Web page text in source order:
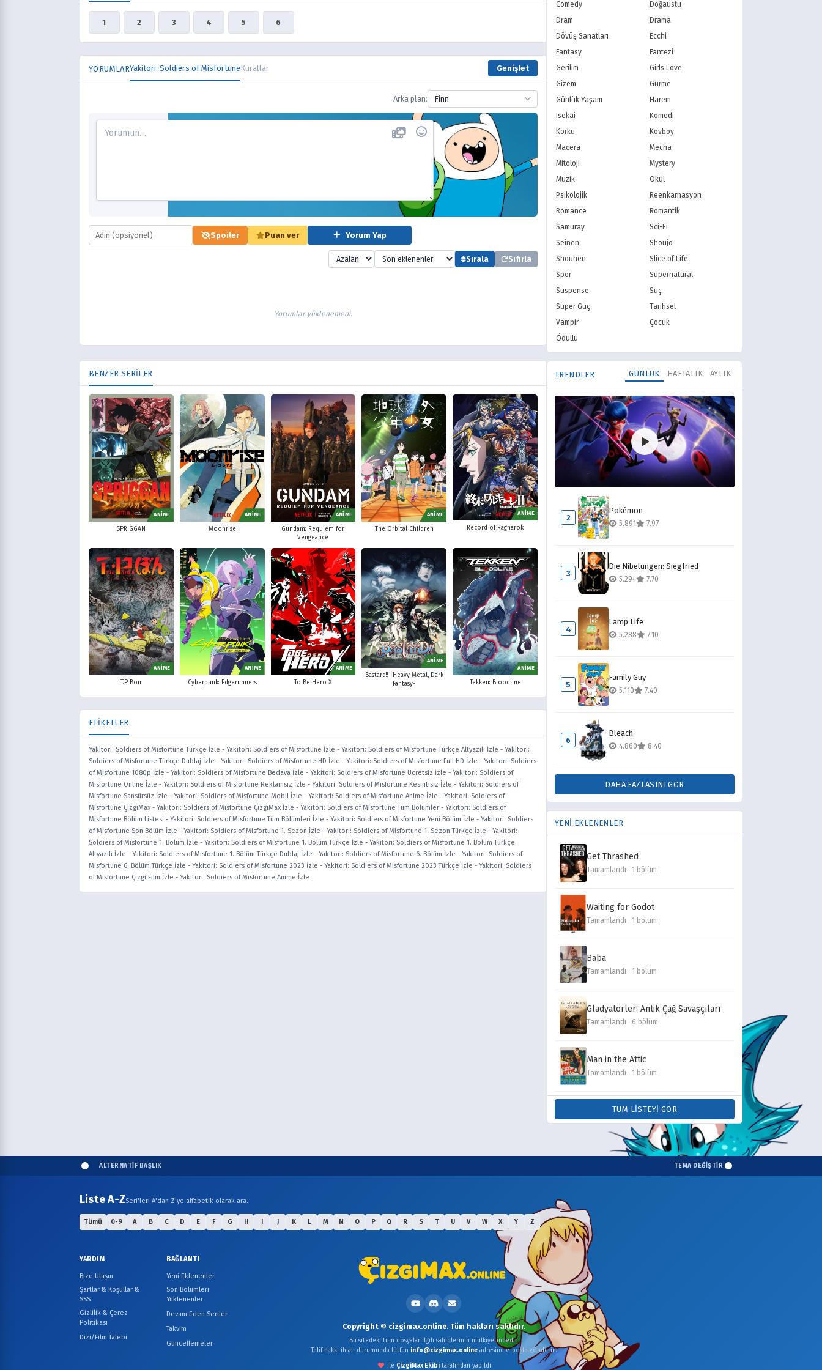
1 2 3 4 5 6
YORUMLARYakitori: Soldiers of MisfortuneKurallar Genişlet
Arka plan: Finn
Spoiler Puan ver Yorum Yap
Sırala Sıfırla
Yorumlar yüklenemedi.
BENZER SERİLER
ANİME
SPRIGGAN
ANİME
Moonrise
ANİME
Gundam: Requiem for
Vengeance
ANİME
The Orbital Children
ANİME
Record of Ragnarok
ANİME
T.P Bon
ANİME
Cyberpunk: Edgerunners
ANİME
To Be Hero X
ANİME
Bastard!! -Heavy Metal, Dark
Fantasy-
ANİME
Tekken: Bloodline
ETİKETLER
Yakitori: Soldiers of Misfortune Türkçe İzle - Yakitori: Soldiers of Misfortune İzle - Yakitori: Soldiers of Misfortune Türkçe Altyazılı İzle - Yakitori:
Soldiers of Misfortune Türkçe Dublaj İzle - Yakitori: Soldiers of Misfortune HD İzle - Yakitori: Soldiers of Misfortune Full HD İzle - Yakitori: Soldiers
of Misfortune 1080p İzle - Yakitori: Soldiers of Misfortune Bedava İzle - Yakitori: Soldiers of Misfortune Ücretsiz İzle - Yakitori: Soldiers of
Misfortune Online İzle - Yakitori: Soldiers of Misfortune Reklamsız İzle - Yakitori: Soldiers of Misfortune Kesintisiz İzle - Yakitori: Soldiers of
Misfortune Sansürsüz İzle - Yakitori: Soldiers of Misfortune Mobil İzle - Yakitori: Soldiers of Misfortune Anime İzle - Yakitori: Soldiers of
Misfortune ÇizgiMax - Yakitori: Soldiers of Misfortune ÇizgiMax İzle - Yakitori: Soldiers of Misfortune Tüm Bölümler - Yakitori: Soldiers of
Misfortune Bölüm Listesi - Yakitori: Soldiers of Misfortune Tüm Bölümleri İzle - Yakitori: Soldiers of Misfortune Yeni Bölüm İzle - Yakitori: Soldiers
of Misfortune Son Bölüm İzle - Yakitori: Soldiers of Misfortune 1. Sezon İzle - Yakitori: Soldiers of Misfortune 1. Sezon Türkçe İzle - Yakitori:
Soldiers of Misfortune 1. Bölüm İzle - Yakitori: Soldiers of Misfortune 1. Bölüm Türkçe İzle - Yakitori: Soldiers of Misfortune 1. Bölüm Türkçe
Altyazılı İzle - Yakitori: Soldiers of Misfortune 1. Bölüm Türkçe Dublaj İzle - Yakitori: Soldiers of Misfortune 6. Bölüm İzle - Yakitori: Soldiers of
Misfortune 6. Bölüm Türkçe İzle - Yakitori: Soldiers of Misfortune 2023 İzle - Yakitori: Soldiers of Misfortune 2023 Türkçe İzle - Yakitori: Soldiers
of Misfortune Çizgi Film İzle - Yakitori: Soldiers of Misfortune Anime İzle
PBS Kids
FOX Türkiye
Comedy
Doğaüstü
Dram
Drama
Dövüş Sanatları
Ecchi
Fantasy
Fantezi
Gerilim
Girls Love
Gizem
Gurme
Günlük Yaşam
Harem
Isekai
Komedi
Korku
Kovboy
Macera
Mecha
Mitoloji
Mystery
Müzik
Okul
Psikolojik
Reenkarnasyon
Romance
Romantik
Samuray
Sci-Fi
Seinen
Shoujo
Shounen
Slice of Life
Spor
Supernatural
Suspense
Suç
Süper Güç
Tarihsel
Vampir
Çocuk
Ödüllü
TRENDLER GÜNLÜK HAFTALIK AYLIK
1
Mucize Uğur Böceği ile Kara Kedi
15.259 8.10
2
Pokémon
5.891 7.97
3
Die Nibelungen: Siegfried
5.294 7.70
4
Lamp Life
5.288 7.10
5
Family Guy
5.110 7.40
6
Bleach
4.860 8.40
DAHA FAZLASINI GÖR
YENİ EKLENENLER
Get Thrashed
Tamamlandı · 1 bölüm
Waiting for Godot
Tamamlandı · 1 bölüm
Baba
Tamamlandı · 1 bölüm
Gladyatörler: Antik Çağ Savaşçıları
Tamamlandı · 6 bölüm
Man in the Attic
Tamamlandı · 1 bölüm
TÜM LISTEYI GÖR
ALTERNATİF BAŞLIK TEMA DEĞİŞTİR
Liste A-ZSeri'leri A'dan Z'ye alfabetik olarak ara.
Tümü 0-9 A B C D E F G H I J K L M N O P Q R S T U V W X Y Z
YARDIM
Bize Ulaşın
Şartlar & Koşullar &
SSS
Gizlilik & Çerez
Politikası
Dizi/Film Talebi
BAĞLANTI
Yeni Eklenenler
Son Bölümleri
Yüklenenler
Devam Eden Seriler
Takvim
Güncellemeler
Copyright © cizgimax.online. Tüm hakları saklıdır.
Bu sitedeki tüm dosyalar ilgili sahiplerinin mülkiyetindedir.
Telif hakkı ihlali durumunda lütfen info@cizgimax.onlineadresine e-posta gönderin.
ile ÇizgiMax Ekibitarafından yapıldı